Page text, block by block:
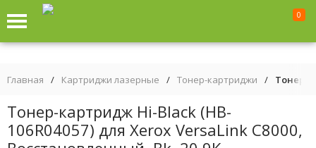
0
Главная / Картриджи лазерные / Тонер-картриджи / Тонер-
Тонер-картридж Hi-Black (HB-
106R04057) для Xerox VersaLink C8000,